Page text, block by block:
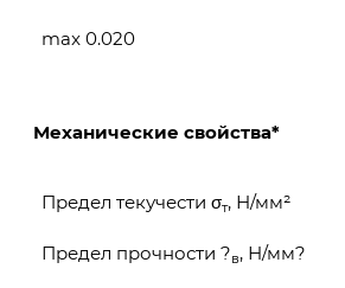
max 0.020
Механические свойства*
Предел текучести σт, Н/мм²
Предел прочности ?в, Н/мм?